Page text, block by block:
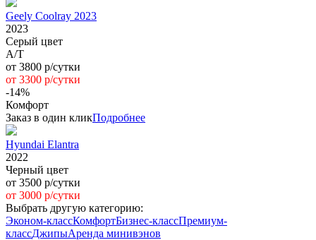
Geely Coolray 2023
2023
Серый цвет
А/Т
от 3800 р/сутки
от 3300 р/сутки
-14%
Комфорт
Заказ в один кликПодробнее
Hyundai Elantra
2022
Черный цвет
от 3500 р/сутки
от 3000 р/сутки
Выбрать другую категорию:
Эконом-классКомфортБизнес-классПремиум-
классДжипыАренда минивэнов